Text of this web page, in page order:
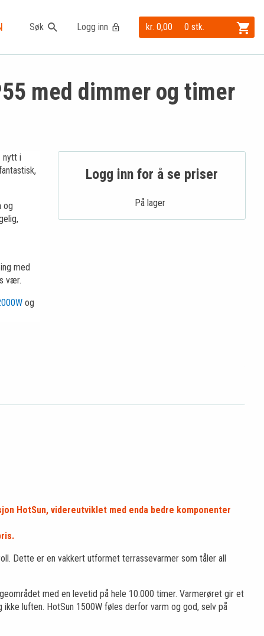
Søk kr. 0,00 0 stk.
Logg inn
med dimmer og timer
nytt i
og
med
vær.
og
Logg inn for å se priser
På lager .
HotSun, videreutviklet med enda bedre komponenter
Dette er en vakkert utformet terrassevarmer som tåler all
med en levetid på hele 10.000 timer. Varmerøret gir et
luften. HotSun 1500W føles derfor varm og god, selv på